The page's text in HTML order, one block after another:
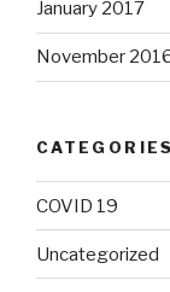
January 2017
November
CATEGORIES
COVID 19
Uncategorized